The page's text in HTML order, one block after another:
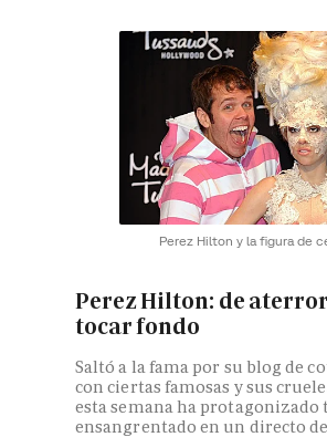
Perez Hilton y la figura de
Perez Hilton: de
tocar fondo
Saltó a la fama por su blog de
con ciertas famosas y sus
esta semana ha
ensangrentado en un directo